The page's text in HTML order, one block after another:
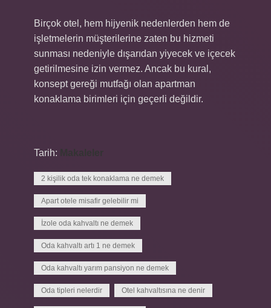
Birçok otel, hem hijyenik nedenlerden hem de
işletmelerin müşterilerine zaten bu hizmeti
sunması nedeniyle dışarıdan yiyecek ve içecek
getirilmesine izin vermez. Ancak bu kural,
konsept gereği mutfağı olan apartman
konaklama birimleri için geçerli değildir.
Tarih:
2 kişilik oda tek konaklama ne demek
Apart otele misafir gelebilir mi
İzole oda kahvaltı ne demek
Oda kahvaltı artı 1 ne demek
Oda kahvaltı yarım pansiyon ne demek
Oda tipleri nelerdir Otel kahvaltısına ne denir